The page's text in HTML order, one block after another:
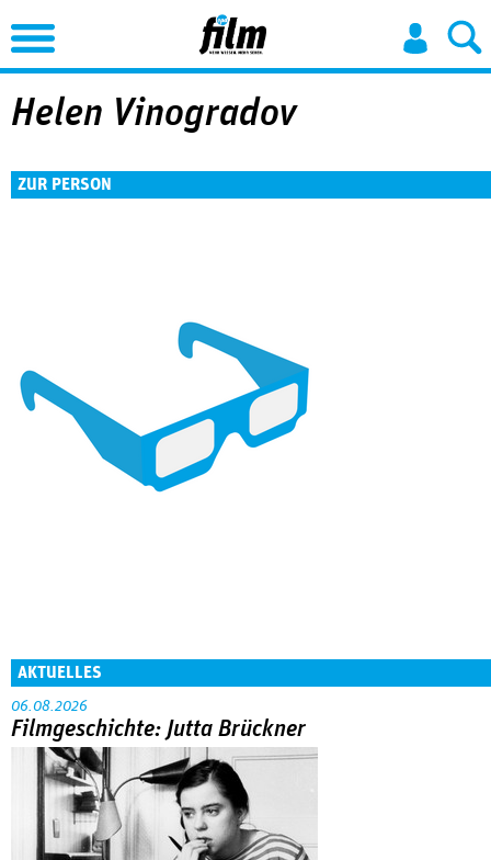
Jump to Navigation
Helen Vinogradov
ZUR PERSON
AKTUELLES
06.08.2026
Filmgeschichte: Jutta Brückner